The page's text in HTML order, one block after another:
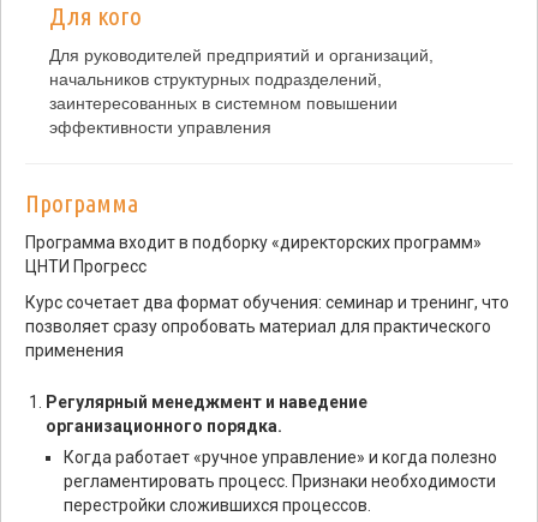
Для кого
Для руководителей предприятий и организаций,
начальников структурных подразделений,
заинтересованных в системном повышении
эффективности управления
Программа
Программа входит в подборку «директорских программ»
ЦНТИ Прогресс
Курс сочетает два формат обучения: семинар и тренинг, что
позволяет сразу опробовать материал для практического
применения
Регулярный менеджмент и наведение
организационного порядка.
Когда работает «ручное управление» и когда полезно
регламентировать процесс. Признаки необходимости
перестройки сложившихся процессов.